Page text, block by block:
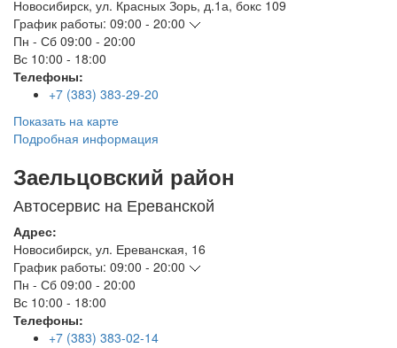
Новосибирск, ул. Красных Зорь, д.1а, бокс 109
График работы: 09:00 - 20:00
Пн - Сб 09:00 - 20:00
Вс 10:00 - 18:00
Телефоны:
+7 (383) 383-29-20
Показать на карте
Подробная информация
Заельцовский район
Автосервис на Ереванской
Адрес:
Новосибирск, ул. Ереванская, 16
График работы: 09:00 - 20:00
Пн - Сб 09:00 - 20:00
Вс 10:00 - 18:00
Телефоны:
+7 (383) 383-02-14